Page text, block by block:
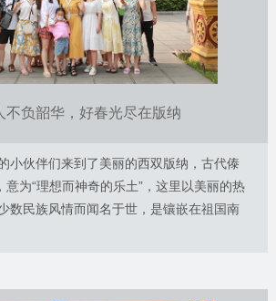
新。在新的一年里，我们要继续保持，不
不负韶华，好春光尽在版纳
小伙伴们来到了美丽的西双版纳，古代傣
意为“理想而神奇的乐土”，这里以美丽的热
数民族风情而闻名于世，是镶嵌在祖国南
在这片富饶的土地上，有占全国1/4的动物